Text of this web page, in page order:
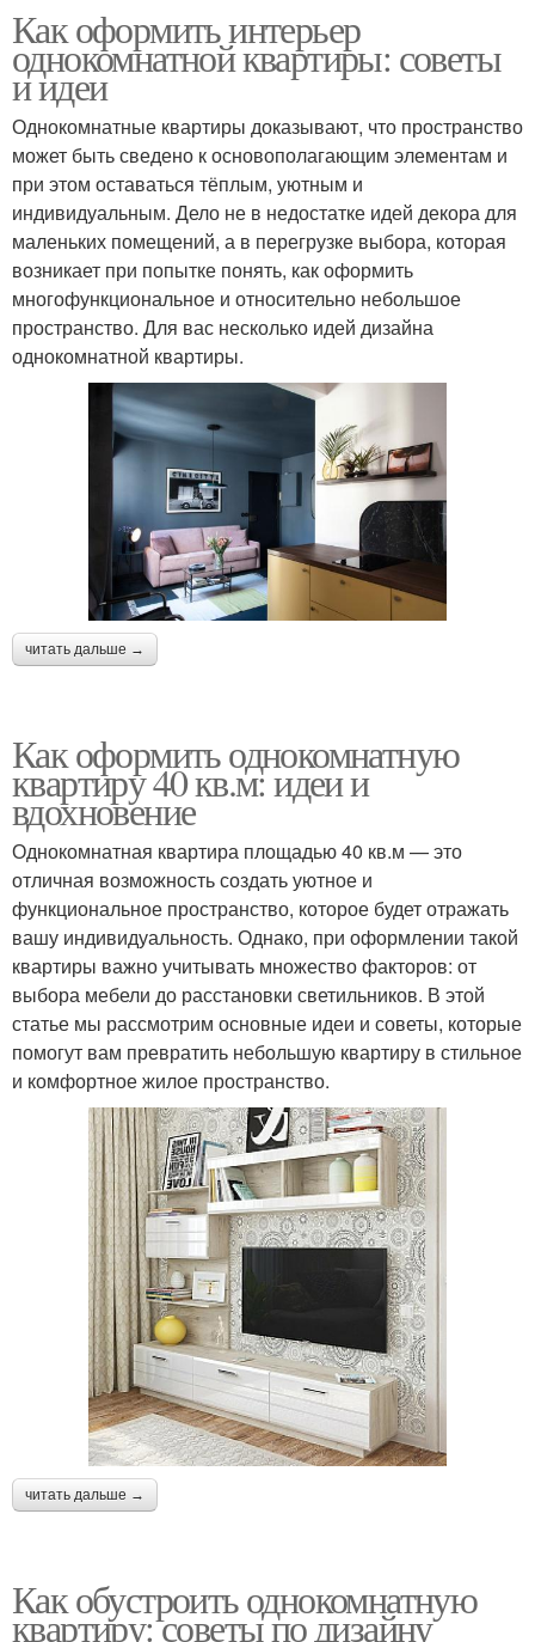
Как оформить интерьер
однокомнатной квартиры: советы
и идеи
Однокомнатные квартиры доказывают, что пространство
может быть сведено к основополагающим элементам и
при этом оставаться тёплым, уютным и
индивидуальным. Дело не в недостатке идей декора для
маленьких помещений, а в перегрузке выбора, которая
возникает при попытке понять, как оформить
многофункциональное и относительно небольшое
пространство. Для вас несколько идей дизайна
однокомнатной квартиры.
читать дальше →
Как оформить однокомнатную
квартиру 40 кв.м: идеи и
вдохновение
Однокомнатная квартира площадью 40 кв.м — это
отличная возможность создать уютное и
функциональное пространство, которое будет отражать
вашу индивидуальность. Однако, при оформлении такой
квартиры важно учитывать множество факторов: от
выбора мебели до расстановки светильников. В этой
статье мы рассмотрим основные идеи и советы, которые
помогут вам превратить небольшую квартиру в стильное
и комфортное жилое пространство.
читать дальше →
Как обустроить однокомнатную
квартиру: советы по дизайну